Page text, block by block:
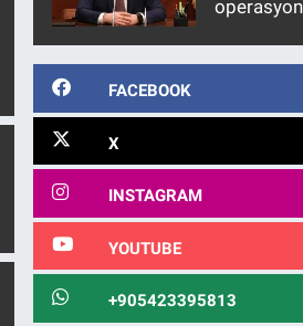
FACEBOOK
X
INSTAGRAM
YOUTUBE
+905423395813